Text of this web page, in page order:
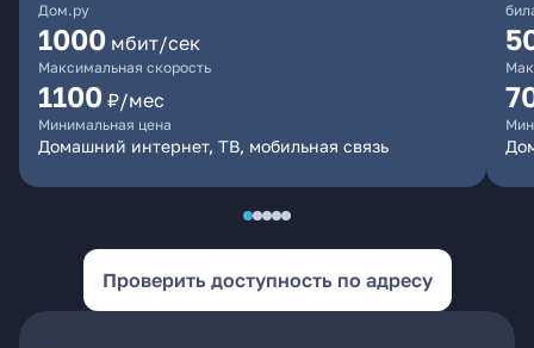
Дом.ру
1000 мбит/сек
Максимальная скорость
1100 ₽/мес
Минимальная цена
Домашний интернет, ТВ, мобильная связь
Проверить доступность по адресу